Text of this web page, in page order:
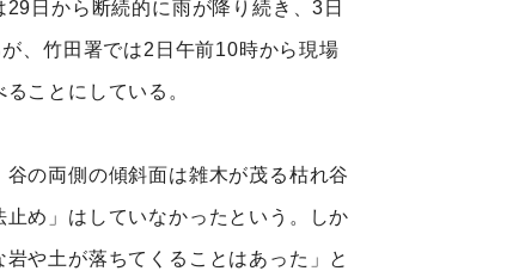
日から断続的に雨が降り続き、3日
、竹田署では2日午前10時から現場
ことにしている。
の両側の傾斜面は雑木が茂る枯れ谷
め」はしていなかったという。しか
や土が落ちてくることはあった」と